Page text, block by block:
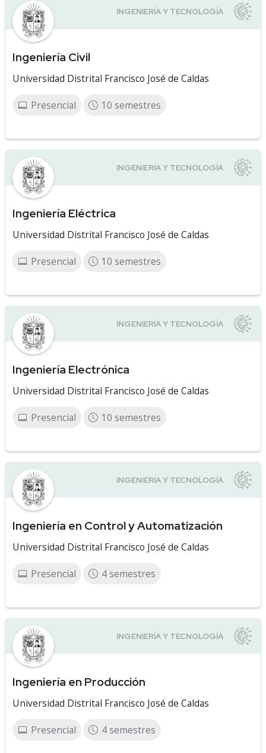
Ingeniería Civil
Universidad Distrital Francisco José de Caldas
Presencial 10 semestres
Ingeniería Eléctrica
Universidad Distrital Francisco José de Caldas
Presencial 10 semestres
Ingeniería Electrónica
Universidad Distrital Francisco José de Caldas
Presencial 10 semestres
Ingeniería en Control y Automatización
Universidad Distrital Francisco José de Caldas
Presencial 4 semestres
Ingeniería en Producción
Universidad Distrital Francisco José de Caldas
Presencial 4 semestres